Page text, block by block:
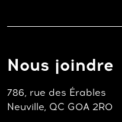
Nous joindre
786, rue des Érables
Neuville, QC G0A 2R0